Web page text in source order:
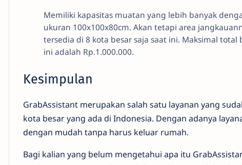
Memiliki kapasitas muatan yang lebih banyak
ukuran 100x100x80cm. Akan tetapi area
tersedia di 8 kota besar saja saat ini. Maksimal
ini adalah Rp.1.000.000.
Kesimpulan
GrabAssistant merupakan salah satu layanan yang
kota besar yang ada di Indonesia. Dengan adanya
dengan mudah tanpa harus keluar rumah.
Bagi kalian yang belum mengetahui apa itu